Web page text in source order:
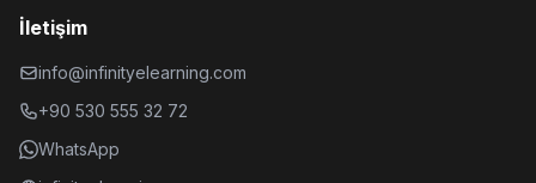
İletişim
info@infinityelearning.com
+90 530 555 32 72
WhatsApp